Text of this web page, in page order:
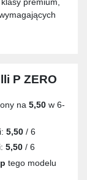
premium,
P ZERO
na 5,50 w 6-
5,50/ 6
5,50/ 6
tego modelu